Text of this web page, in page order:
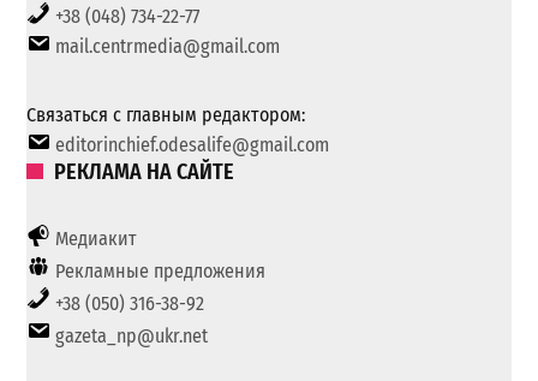
+38 (048) 734-22-77
mail.centrmedia@gmail.com
Связаться с главным редактором:
editorinchief.odesalife@gmail.com
РЕКЛАМА НА САЙТЕ
Медиакит
Рекламные предложения
+38 (050) 316-38-92
gazeta_np@ukr.net